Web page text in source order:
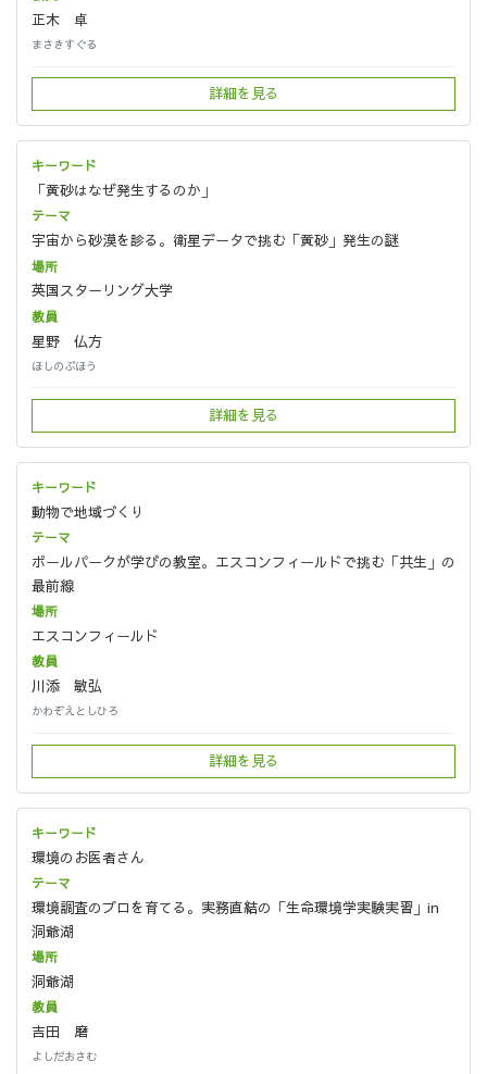
正木 卓
まさきすぐる
詳細を見る
「黄砂はなぜ発生するのか」
宇宙から砂漠を診る。衛星データで挑む「黄砂」発生の謎
英国スターリング大学
星野 仏方
ほしのぶほう
詳細を見る
動物で地域づくり
ボールパークが学びの教室。エスコンフィールドで挑む「共生」の
最前線
エスコンフィールド
川添 敏弘
かわぞえとしひろ
詳細を見る
環境のお医者さん
環境調査のプロを育てる。実務直結の「生命環境学実験実習」in
洞爺湖
洞爺湖
吉田 磨
よしだおさむ